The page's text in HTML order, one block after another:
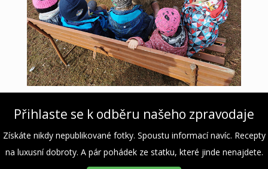
Přihlaste se k odběru našeho zpravodaje
Získáte nikdy nepublikované fotky. Spoustu informací navíc. Recepty
na luxusní dobroty. A pár pohádek ze statku, které jinde nenajdete.